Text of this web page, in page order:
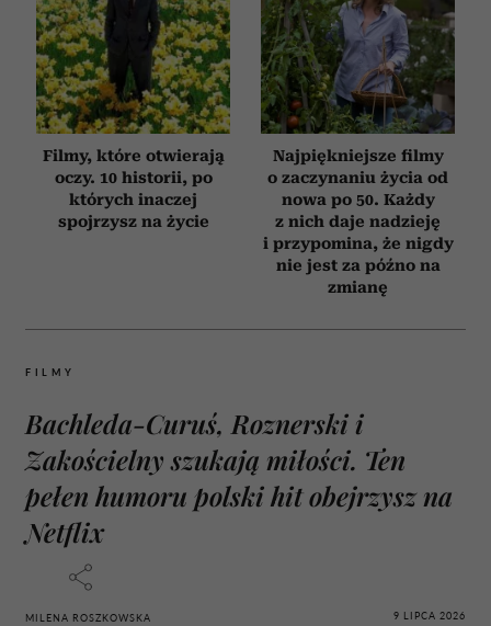
Filmy, które otwierają
oczy. 10 historii, po
których inaczej
spojrzysz na życie
Najpiękniejsze filmy
o zaczynaniu życia od
nowa po 50. Każdy
z nich daje nadzieję
i przypomina, że nigdy
nie jest za późno na
zmianę
FILMY
Bachleda-Curuś, Roznerski i
Zakościelny szukają miłości. Ten
pełen humoru polski hit obejrzysz na
Netflix
MILENA ROSZKOWSKA 9 LIPCA 2026